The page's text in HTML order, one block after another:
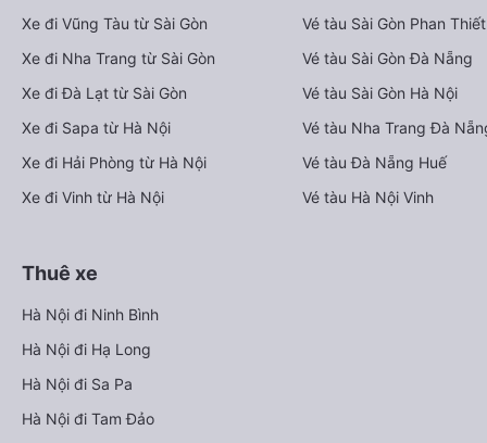
Xe đi Vũng Tàu từ Sài Gòn
Xe đi Nha Trang từ Sài Gòn
Xe đi Đà Lạt từ Sài Gòn
Xe đi Sapa từ Hà Nội
Xe đi Hải Phòng từ Hà Nội
Xe đi Vinh từ Hà Nội
Vé tàu Sài Gòn Phan Thiết
Vé tàu Sài Gòn Đà Nẵng
Vé tàu Sài Gòn Hà Nội
Vé tàu Nha Trang Đà
Vé tàu Đà Nẵng Huế
Vé tàu Hà Nội Vinh
Thuê xe
Hà Nội đi Ninh Bình
Hà Nội đi Hạ Long
Hà Nội đi Sa Pa
Hà Nội đi Tam Đảo